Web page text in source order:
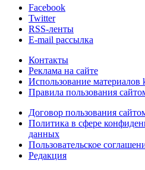
Facebook
Twitter
RSS-ленты
E-mail рассылка
Контакты
Реклама на сайте
Использование материалов
Правила пользования
Договор пользования
Политика в сфере
данных
Пользовательское
Редакция